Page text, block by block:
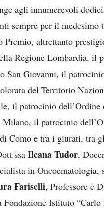
agli innumerevoli
sempre per il medesimo
Premio, altrettanto
Regione Lombardia, il
San Giovanni, il
del Territorio
il patrocinio
il patrocinio
Como e tra i giurati, tra
Ileana Tudor,
in Oncoematologia,
Fariselli, Professore e
Fondazione Istituto